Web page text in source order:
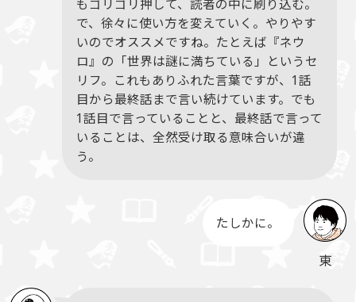
もゴリゴリ押して、読者の中に刷り込む。
で、徐々に使い方を変えていく。やりやす
いのでオススメですね。たとえば『ネウ
ロ』の「世界は謎に満ちている」というセ
リフ。これもありふれた言葉ですが、1話
目から最終話まで言い続けています。でも
1話目で言っていることと、最終話で言って
いることは、全然受け取る意味合いが違
う。
東
たしかに。